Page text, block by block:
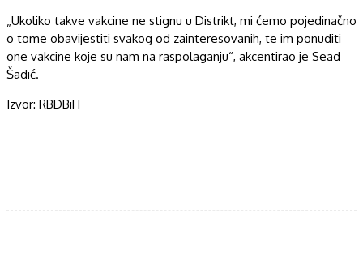
„Ukoliko takve vakcine ne stignu u Distrikt, mi ćemo pojedinačno
o tome obavijestiti svakog od zainteresovanih, te im ponuditi
one vakcine koje su nam na raspolaganju“, akcentirao je Sead
Šadić.
Izvor: RBDBiH